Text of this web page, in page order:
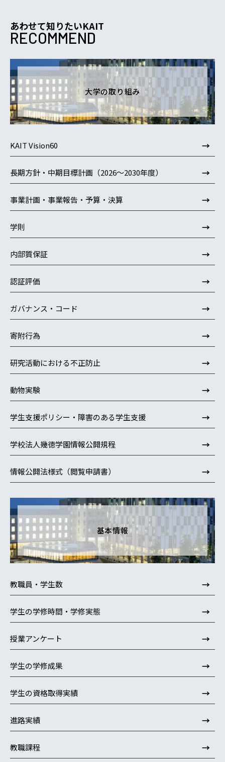
あわせて知りたいKAIT
RECOMMEND
大学の取り組み
KAIT Vision60 →
長期方針・中期目標計画（2026～2030年度） →
事業計画・事業報告・予算・決算 →
学則 →
内部質保証 →
認証評価 →
ガバナンス・コード →
寄附行為 →
研究活動における不正防止 →
動物実験 →
学生支援ポリシー・障害のある学生支援 →
学校法人幾徳学園情報公開規程 →
情報公開法様式（閲覧申請書） →
基本情報
教職員・学生数 →
学生の学修時間・学修実態 →
授業アンケート →
学生の学修成果 →
学生の資格取得実績 →
進路実績 →
教職課程 →